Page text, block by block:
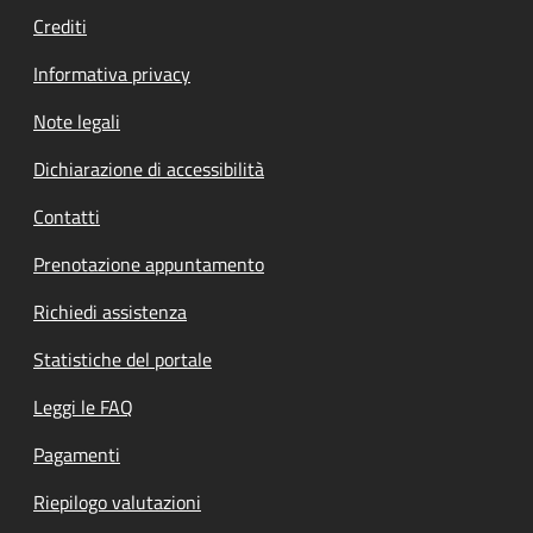
Crediti
Informativa privacy
Note legali
Dichiarazione di accessibilità
Contatti
Prenotazione appuntamento
Richiedi assistenza
Statistiche del portale
Leggi le FAQ
Pagamenti
Riepilogo valutazioni